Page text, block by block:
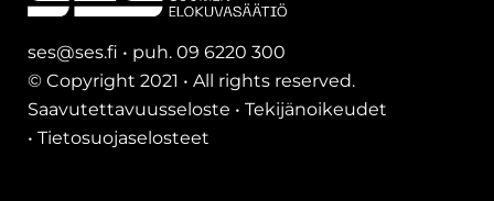
ses@ses.fi • puh. 09 6220 300
© Copyright 2021 • All rights reserved.
Saavutettavuusseloste • Tekijänoikeudet
• Tietosuojaselosteet